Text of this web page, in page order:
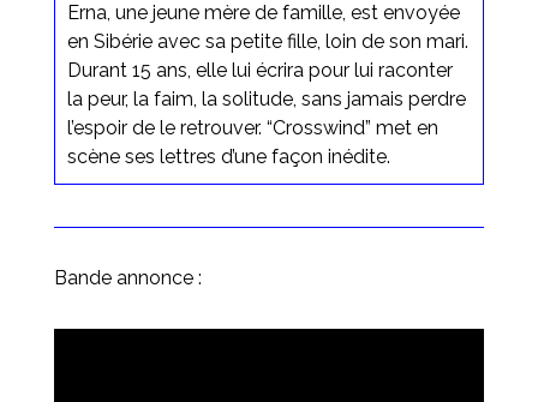
Erna, une jeune mère de famille, est envoyée
en Sibérie avec sa petite fille, loin de son mari.
Durant 15 ans, elle lui écrira pour lui raconter
la peur, la faim, la solitude, sans jamais perdre
l’espoir de le retrouver. “Crosswind” met en
scène ses lettres d’une façon inédite.
Bande annonce :